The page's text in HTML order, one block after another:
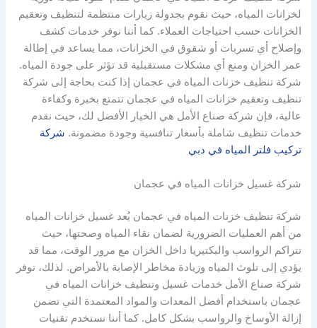
لخزانات المياه، حيث نقوم بجدولة زيارات منتظمة لتنظيف وتعقيم
الخزانات حسب احتياجات العملاء. كما أننا نوفر خدمات كشف
وإصلاح أي تسربات أو شقوق في الخزانات، مما يساعد في إطالة
عمر الخزان ومنع أي مشكلات مستقبلية قد تؤثر على جودة المياه.
شركة تنظيف خزنات المياه في عجمان إذا كنت بحاجة إلى شركة
تنظيف وتعقيم خزانات المياه في عجمان تتمتع بخبرة وكفاءة
عالية، فإن شركة صناع الأمل هي الخيار الأفضل لك، حيث نقدم
خدمات تنظيف شاملة بأسعار تنافسية وجودة مضمونة. شركة
تركيب فلتر المياه في دبي
شركة غسيل خزانات المياه في عجمان
شركة تنظيف خزنات المياه في عجمان يُعد غسيل خزانات المياه
من أهم العمليات الضرورية لضمان نقاء المياه وصحتها، حيث
تتراكم الرواسب والبكتيريا داخل الخزان مع مرور الوقت، مما قد
يؤدي إلى تلوث المياه وزيادة مخاطر الإصابة بالأمراض. لذلك، توفر
شركة صناع الأمل خدمات غسيل وتنظيف خزانات المياه في
عجمان باستخدام أفضل المعدات والمواد المعتمدة التي تضمن
إزالة الأوساخ والرواسب بشكل كامل. كما أننا نستخدم تقنيات